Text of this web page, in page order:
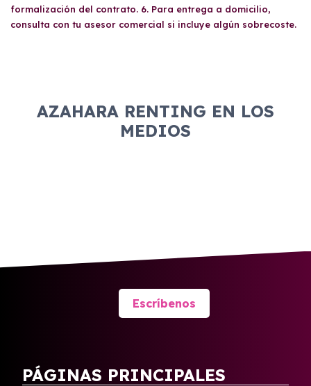
formalización del contrato. 6. Para entrega a domicilio,
consulta con tu asesor comercial si incluye algún sobrecoste.
AZAHARA RENTING EN LOS
MEDIOS
Escríbenos
PÁGINAS PRINCIPALES